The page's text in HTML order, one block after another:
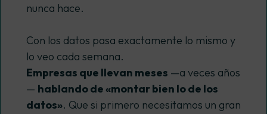
nunca hace.
Con los datos pasa exactamente lo mismo y
lo veo cada semana.
Empresas que llevan meses —a veces años
— hablando de «montar bien lo de los
datos». Que si primero necesitamos un gran